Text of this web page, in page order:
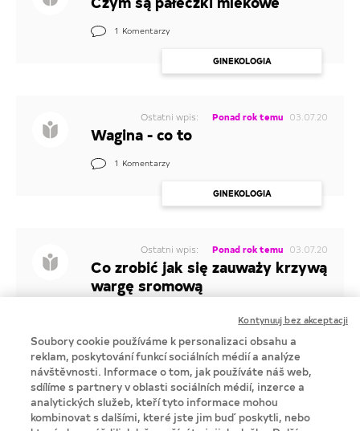
1 Komentarzy
GINEKOLOGIA
Ostatni wpis: Ponad rok temu 03.07.20
Wagina - co to
1 Komentarzy
GINEKOLOGIA
Ostatni wpis: Ponad rok temu 03.07.20
Co zrobić jak się zauważy krzywą
wargę sromową
GINEKOLOGIA
Nie znalazłaś tematu który Cie interesuje?Zaloguj się i dodaj nowy wątek
ZALOGUJ SIĘ
Soubory cookie používáme k personalizaci obsahu a
reklam, poskytování funkcí sociálních médií a analýze
návštěvnosti. Informace o tom, jak používáte náš web,
sdílíme s partnery v oblasti sociálních médií, inzerce a
analytických služeb, kteří tyto informace mohou
kombinovat s dalšími, které jste jim buď poskytli, nebo
Kontynuuj bez akceptacji